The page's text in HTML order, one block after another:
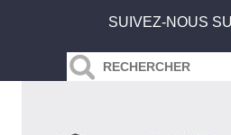
SUIVEZ-NOUS